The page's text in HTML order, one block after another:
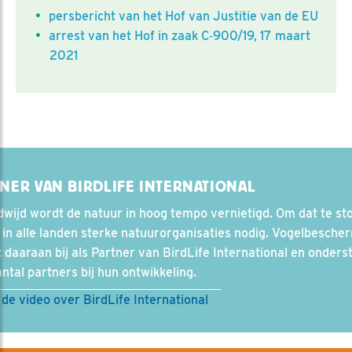
persbericht van het Hof van Justitie van de EU
arrest van het Hof in zaak C‑900/19, 17 maart
2021
VAN BIRDLIFE INTERNATIONAL
wordt de natuur in hoog tempo vernietigd. Om dat te
alle landen sterke natuurorganisaties nodig.
daaraan bij als Partner van BirdLife International en
partners bij hun ontwikkeling.
video over BirdLife International